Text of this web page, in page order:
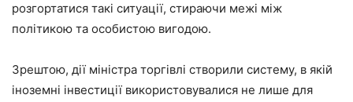
розгортатися такі ситуації, стираючи межі між
політикою та особистою вигодою.
Зрештою, дії міністра торгівлі створили систему, в якій
іноземні інвестиції використовувалися не лише для